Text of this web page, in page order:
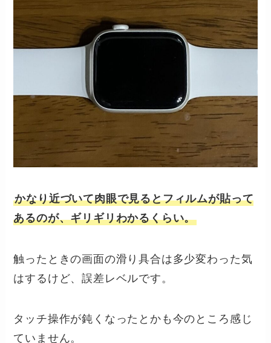
かなり近づいて肉眼で見るとフィルムが貼って
あるのが、ギリギリわかるくらい。
触ったときの画面の滑り具合は多少変わった気
はするけど、誤差レベルです。
タッチ操作が鈍くなったとかも今のところ感じ
ていません。